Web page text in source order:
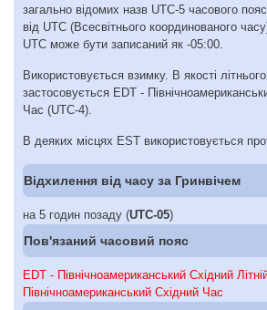
загально відомих назв UTC-5 часового
від UTC (Всесвітнього координованого
UTC може бути записаний як -05:00.
Використовується взимку. В якості
застосовується EDT -
Час (UTC-4).
В деяких місцях EST використовується
Відхилення від часу за Гринвічем
на 5 годин позаду (UTC-05)
Пов'язаний часовий пояс
EDT - Північноамериканський Східний
Північноамериканський Східний Час